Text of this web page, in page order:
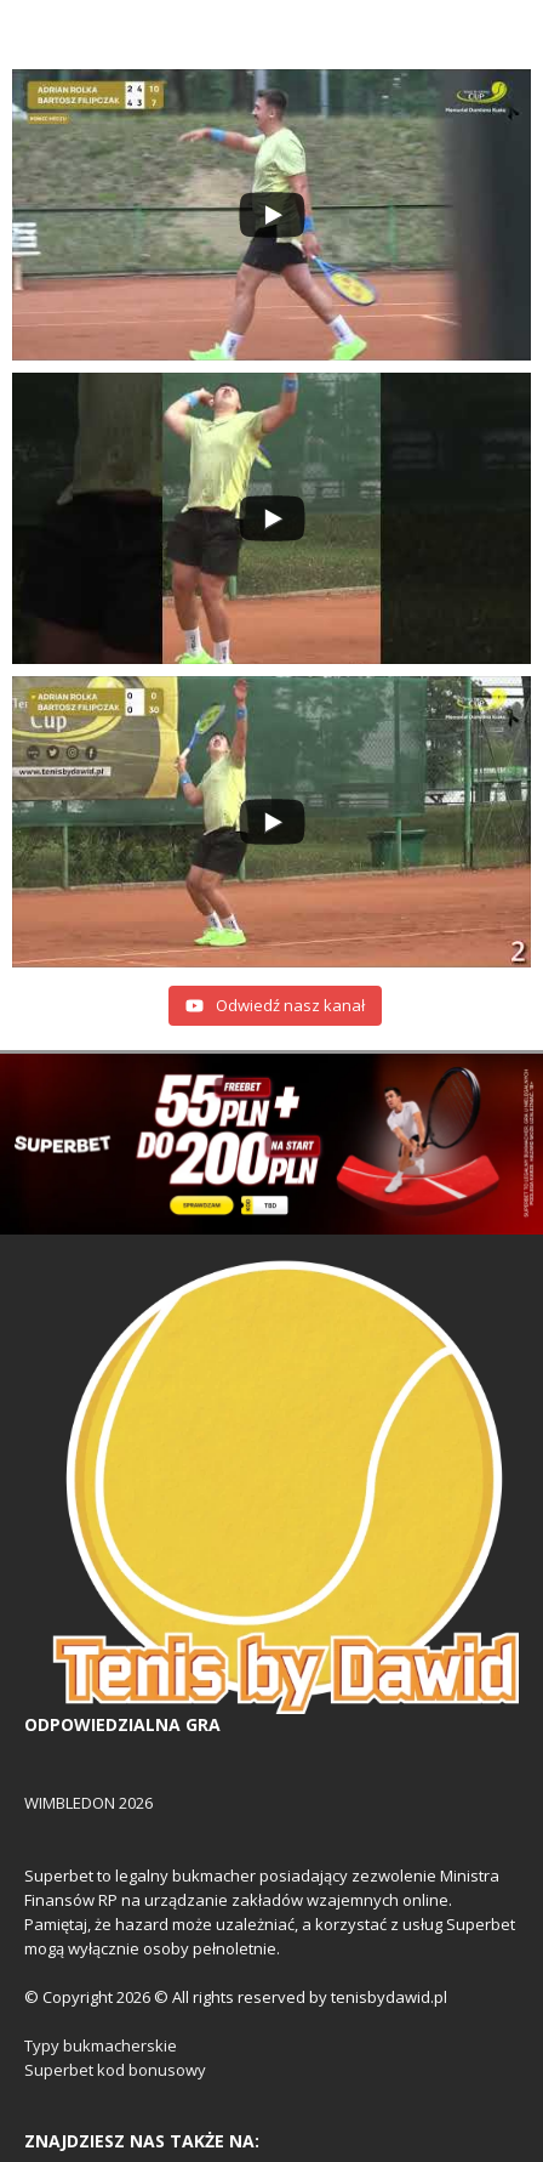
Odwiedź nasz kanał
ODPOWIEDZIALNA GRA
WIMBLEDON 2026
Superbet to legalny bukmacher posiadający zezwolenie Ministra
Finansów RP na urządzanie zakładów wzajemnych online.
Pamiętaj, że hazard może uzależniać, a korzystać z usług Superbet
mogą wyłącznie osoby pełnoletnie.
© Copyright 2026 © All rights reserved by tenisbydawid.pl
Typy bukmacherskie
Superbet kod bonusowy
ZNAJDZIESZ NAS TAKŻE NA: